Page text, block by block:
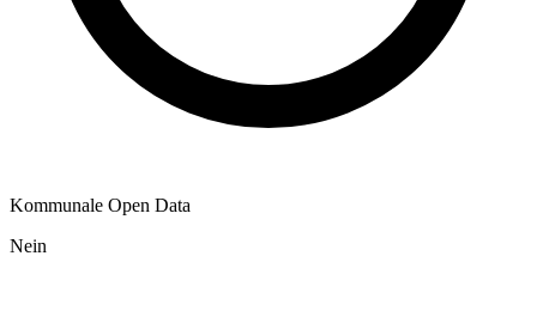
Kommunale Open Data
Nein